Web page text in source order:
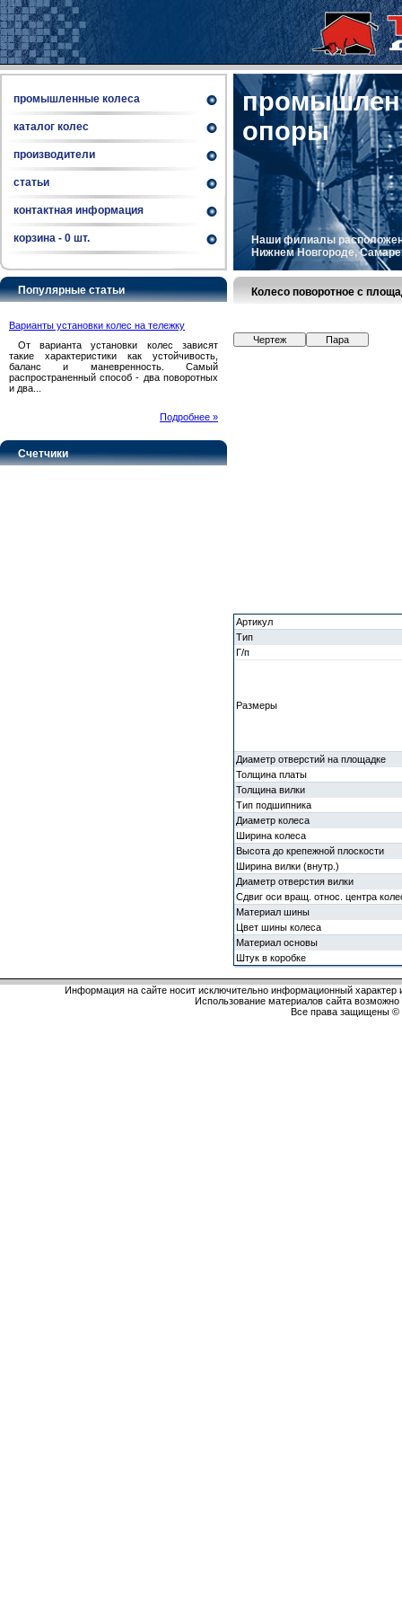
опоры
Наши филиалы
Нижнем Новгороде,
промышленные колеса
каталог колес
производители
статьи
контактная информация
корзина - 0 шт.
Колесо поворотное с
Чертеж Пара
Артикул
Тип
Г/п
Размеры
Диаметр отверстий на площадке
Толщина платы
Толщина вилки
Тип подшипника
Диаметр колеса
Ширина колеса
Высота до крепежной плоскости
Ширина вилки (внутр.)
Диаметр отверстия вилки
Сдвиг оси вращ. относ. центра
Материал шины
Цвет шины колеса
Материал основы
Штук в коробке
Популярные статьи
Варианты установки колес на тележку
От варианта установки колес зависят
такие характеристики как устойчивость,
баланс и маневренность. Самый
распространенный способ - два поворотных
и два...
Подробнее »
Счетчики
Информация на сайте носит исключительно информационный
Использование материалов сайта
Все права защищены ©